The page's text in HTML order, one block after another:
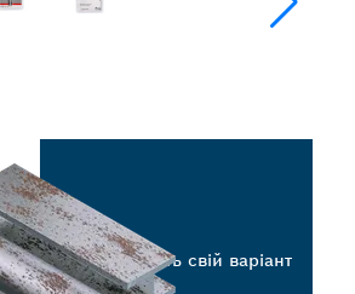
Виберіть свій варіант